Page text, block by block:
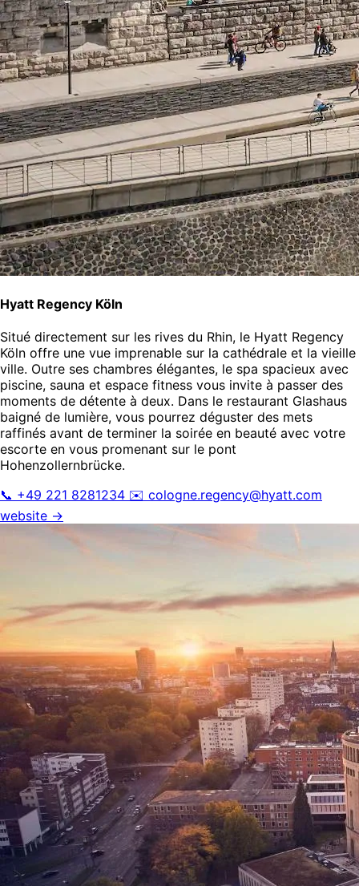
Hyatt Regency Köln
Situé directement sur les rives du Rhin, le Hyatt Regency
Köln offre une vue imprenable sur la cathédrale et la vieille
ville. Outre ses chambres élégantes, le spa spacieux avec
piscine, sauna et espace fitness vous invite à passer des
moments de détente à deux. Dans le restaurant Glashaus
baigné de lumière, vous pourrez déguster des mets
raffinés avant de terminer la soirée en beauté avec votre
escorte en vous promenant sur le pont
Hohenzollernbrücke.
📞 +49 221 8281234 ✉️ cologne.regency@hyatt.com
website →